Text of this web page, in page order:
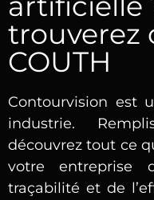
trouverez
COUTH
Contourvision est
industrie.
découvrez tout ce
votre entreprise
traçabilité et de